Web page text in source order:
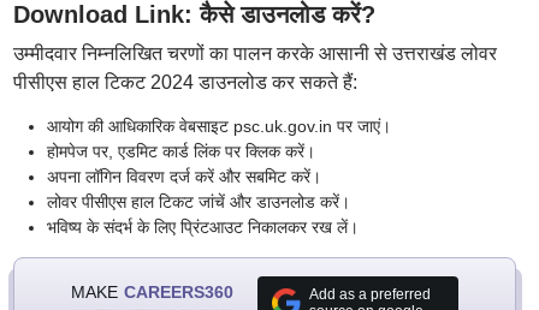
Download Link: कैसे डाउनलोड करें?
उम्मीदवार निम्नलिखित चरणों का पालन करके आसानी से उत्तराखंड लोवर
पीसीएस हाल टिकट 2024 डाउनलोड कर सकते हैं:
आयोग की आधिकारिक वेबसाइट psc.uk.gov.in पर जाएं।
होमपेज पर, एडमिट कार्ड लिंक पर क्लिक करें।
अपना लॉगिन विवरण दर्ज करें और सबमिट करें।
लोवर पीसीएस हाल टिकट जांचें और डाउनलोड करें।
भविष्य के संदर्भ के लिए प्रिंटआउट निकालकर रख लें।
MAKE CAREERS360
Add as a preferred